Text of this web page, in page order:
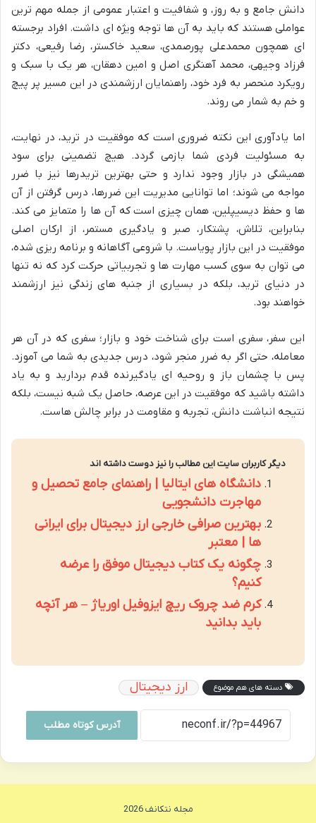
دانش جامع و به روز، و شفافیت و اعتبار عمومی از جمله مهم ترین
عواملی هستند که باید به آن ها توجه ویژه ای داشت. افراد برجسته
ای همچون محمدعلی پورصمدی، سعید خاکستر، رضا رفیعی، دکتر
فرزاد وجیهی، محمد آهنگری اصل و امین دهقان، هر یک با سبک و
رویکرد منحصر به فرد خود، راهنمایان ارزشمندی در این مسیر پر پیچ
و خم به شمار می روند.
اما یادآوری این نکته ضروری است که موفقیت در ترید، در نهایت،
به مسئولیت فردی شما بازمی گردد. هیچ تضمینی برای سود
همیشگی در بازار وجود ندارد و حتی بهترین تریدرها نیز با ضرر
مواجه می شوند؛ اما توانایی مدیریت این ضررها، درس گرفتن از آن
ها و حفظ دیسیپلین، همان چیزی است که آن ها را متمایز می کند.
بنابراین، تلاش، پشتکار، صبر و یادگیری مستمر، از ارکان اصلی
موفقیت در این بازار پویاست. با شروعی آگاهانه و برنامه ریزی شده،
می توان به سوی کسب مهارت ها و تجربیاتی حرکت کرد که نه تنها
در دنیای ترید، بلکه در بسیاری از جنبه های زندگی نیز ارزشمند
خواهند بود.
این سفر، سفری است برای شناخت خود و بازار؛ سفری که در آن هر
معامله، حتی اگر به ضرر منجر شود، درس جدیدی به شما می آموزد.
پس با چشمان باز و روحیه ای یادگیرنده قدم بردارید و به یاد
داشته باشید که موفقیت در این عرصه، حاصل یک شبه نیست، بلکه
نتیجه انباشت دانش، تجربه و مقاومت در برابر چالش هاست.
دیگر کاربران سایت این مطالب را نیز دوست داشته اند
دانشگاه های ایتالیا | راهنمای جامع تحصیل و
مهاجرت دانشجویی
بهترین صرافی خارجی ارز دیجیتال برای ایرانی
ها | معتبر
چگونه یک کتاب دیجیتال موفق را عرضه
کنیم؟
کرم ضد چروک ریچ ایزوفیل اوریاژ – هر آنچه
باید بدانید
دسته های هم موضوع ارز دیجیتال
آدرس کوتاه مطلب
مجله نتکانف 2026